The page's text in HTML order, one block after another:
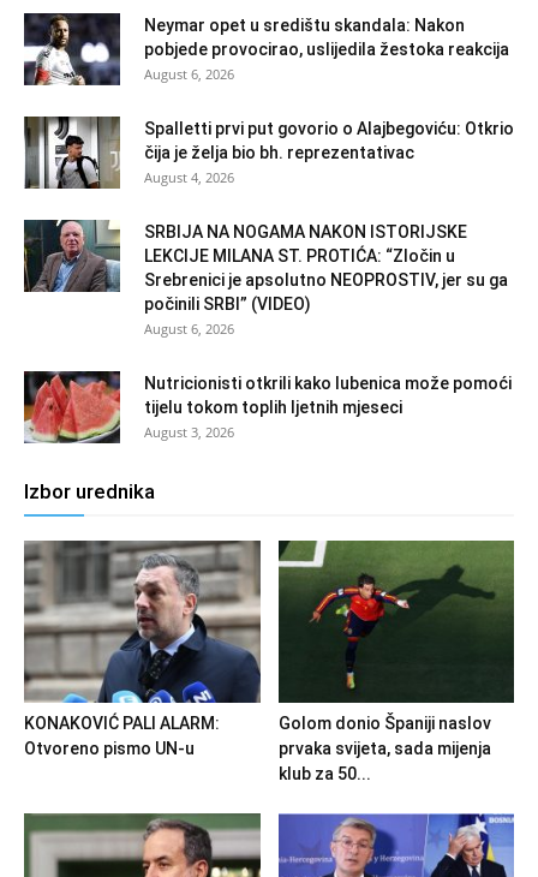
Neymar opet u središtu skandala: Nakon
pobjede provocirao, uslijedila žestoka reakcija
August 6, 2026
Spalletti prvi put govorio o Alajbegoviću: Otkrio
čija je želja bio bh. reprezentativac
August 4, 2026
SRBIJA NA NOGAMA NAKON ISTORIJSKE
LEKCIJE MILANA ST. PROTIĆA: “Zločin u
Srebrenici je apsolutno NEOPROSTIV, jer su ga
počinili SRBI” (VIDEO)
August 6, 2026
Nutricionisti otkrili kako lubenica može pomoći
tijelu tokom toplih ljetnih mjeseci
August 3, 2026
Izbor urednika
KONAKOVIĆ PALI ALARM:
Otvoreno pismo UN-u
Golom donio Španiji naslov
prvaka svijeta, sada mijenja
klub za 50...